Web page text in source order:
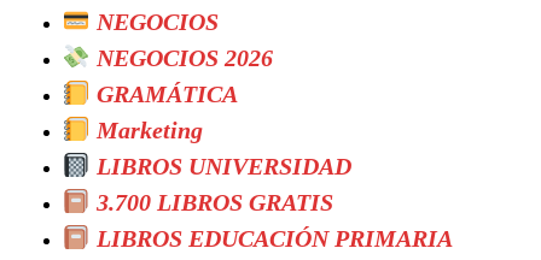
NEGOCIOS
NEGOCIOS 2026
GRAMÁTICA
Marketing
LIBROS UNIVERSIDAD
3.700 LIBROS GRATIS
LIBROS EDUCACIÓN PRIMARIA